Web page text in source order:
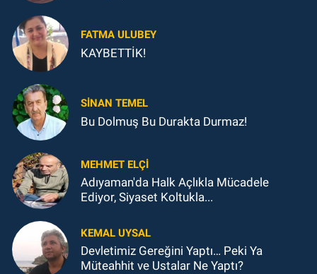
FATMA ULUBEY
KAYBETTİK!
SINAN TEMEL
Bu Dolmuş Bu Durakta Durmaz!
MEHMET ELÇI
Adıyaman'da Halk Açlıkla Mücadele
Ediyor, Siyaset Koltukla...
KEMAL UYSAL
Devletimiz Gereğini Yaptı… Peki Ya
Müteahhit ve Ustalar Ne Yaptı?